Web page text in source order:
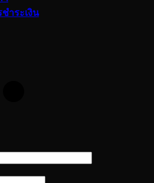
ำระเงิน
ร